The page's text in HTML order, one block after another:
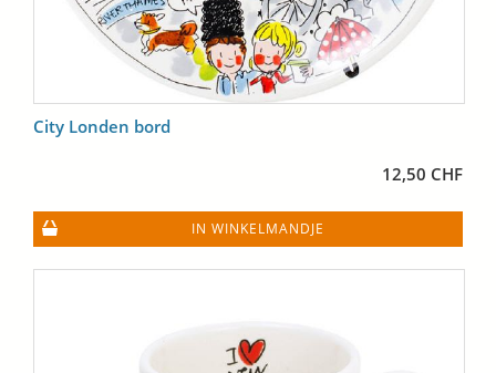
City Londen bord
12,50 CHF
IN WINKELMANDJE